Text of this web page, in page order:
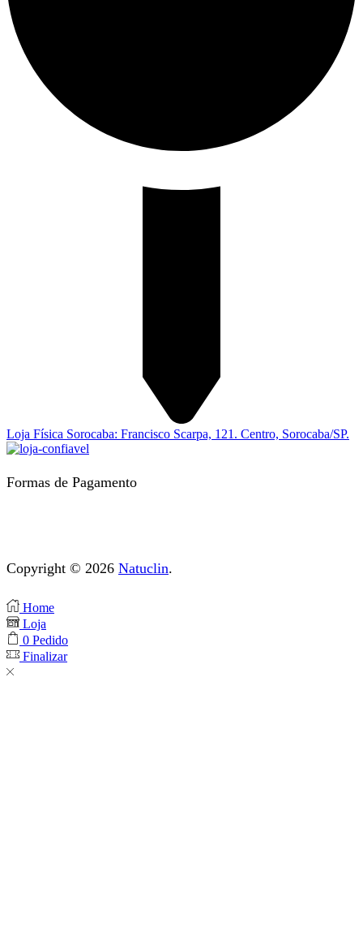
Loja Física Sorocaba: Francisco Scarpa, 121. Centro, Sorocaba/SP.
Formas de Pagamento
Copyright © 2026 Natuclin.
Home
Loja
0 Pedido
Finalizar